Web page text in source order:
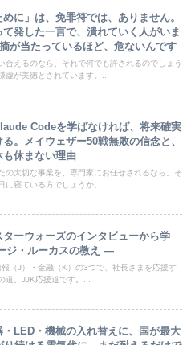
めに」は、免罪符では、ありません。
て発した一言で、潰れていく人がいま
が当たっているほど、危ないんです
合えるのなら、それで何でも許されるのでしょう
虚が美徳とされています。...
Codeを学ばなければ、将来確実
。メイウェザー50戦無敗の信念と、
も休まない理由
大切な事業を、専門家にお任せされるなら。そ
に寝ている方でしょうか。...
ターウォーズのインタビューから学
ジ・ルーカスの教え ―
（J）・金融（K）の3つで、社長さまを応援す
道、JJK応援道です。...
・LED・機械の入れ替えに、国が最大